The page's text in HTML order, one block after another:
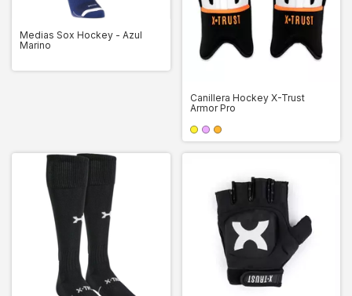
Medias Sox Hockey - Azul
Marino
Canillera Hockey X-Trust
Armor Pro